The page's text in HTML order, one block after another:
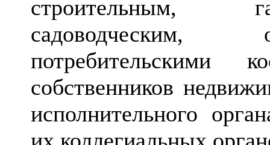
строительным,
садоводческим,
потребительскими
собственников
исполнительного